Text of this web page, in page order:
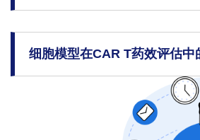
细胞模型在CAR T药效评估中